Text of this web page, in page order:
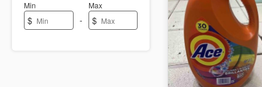
Min
$ -
Max
$